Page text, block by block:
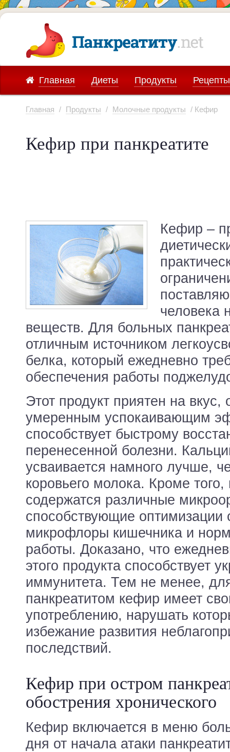
Главная Диеты Продукты Рецепты
Главная / Продукты / Молочные продукты / Кефир
Кефир при панкреатите
Кефир –
человека
веществ. Для больных
отличным источником
белка, который ежедневно
обеспечения работы
Этот продукт приятен на вкус,
умеренным успокаивающим
способствует быстрому
перенесенной болезни.
усваивается намного лучше,
коровьего молока. Кроме
содержатся различные
способствующие оптимизации
микрофлоры кишечника и
работы. Доказано, что
этого продукта способствует
иммунитета. Тем не менее,
панкреатитом кефир имеет
употреблению, нарушать
избежание развития
последствий.
Кефир при остром
обострения хронического
Кефир включается в меню
дня от начала атаки